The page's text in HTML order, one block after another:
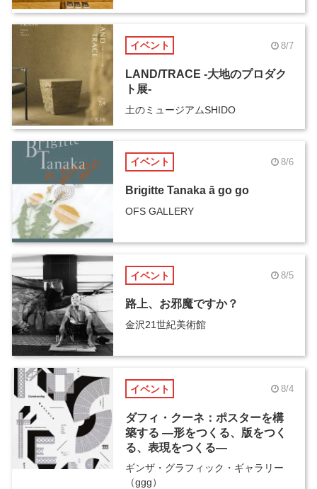
イベント 8/7
LAND/TRACE -大地のプロダク
ト展-
土のミュージアムSHIDO
イベント 8/6
Brigitte Tanaka ā go go
OFS GALLERY
イベント 8/5
路上、お邪魔ですか？
金沢21世紀美術館
イベント 8/4
ダフィ・クーネ：ポスターを構
築する ―形をつくる、版をつく
る、表現をつくる―
ギンザ・グラフィック・ギャラリー
（ggg）